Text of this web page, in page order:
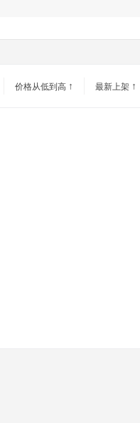
价格从低到高 ↑ 最新上架 ↑